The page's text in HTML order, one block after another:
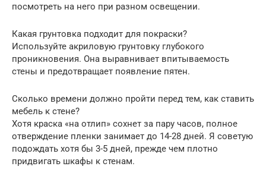
посмотреть на него при разном освещении.
Какая грунтовка подходит для покраски?
Используйте акриловую грунтовку глубокого
проникновения. Она выравнивает впитываемость
стены и предотвращает появление пятен.
Сколько времени должно пройти перед тем, как ставить
мебель к стене?
Хотя краска «на отлип» сохнет за пару часов, полное
отверждение пленки занимает до 14-28 дней. Я советую
подождать хотя бы 3-5 дней, прежде чем плотно
придвигать шкафы к стенам.